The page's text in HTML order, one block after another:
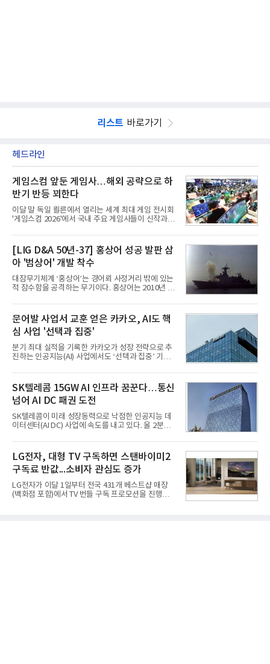
리스트 바로가기
헤드라인
게임스컴 앞둔 게임사…해외 공략으로 하
반기 반등 꾀한다
이달 말 독일 쾰른에서 열리는 세계 최대 게임 전시회
'게임스컴 2026'에서 국내 주요 게임사들이 신작과 글
체별로 엇갈린 가운데 하반기 신작 흥행과 해외 시장
성과가 실적을 좌우할 핵심 변수로 떠오르고 있다.8일
업계에 따르면 올해 상반기 게임업계는 기업별 성적
표가 크게 갈렸다. 대표적으로 크래프톤은 'PUBG: 배
틀그라운드'의 안정적인 성장에 힘입어 상반기 연결
기준 매출 2조6616억원, 영업이익 9725억원으로 역
대 최대 실적을 기록했다. 엔씨도 올해 출시한 '아이온
동기 대
[LIG D&A 50년-37] 홍상어 성공 발판 삼
아 '범상어' 개발 착수
대잠무기체계 ‘홍상어’는 경어뢰 사정거리 밖에 있는
적 잠수함을 공격하는 무기이다. 홍상어는 2010년 넥
이뤄졌다. 이후 2012년 한국형 구축함(KDX-1) 이상
의 함정에 실전 배치됐다.그해 7월 해군은 동해상에서
성능 검증을 위해 홍상어 시험발사를 실시했다. 이때
홍상어가 목표 지점에서 입수한 후 표적을 타격하지
못하고 물속에서 멈춰버리는 예상 밖의 일이 벌어졌
다. 2차 품질확인 사격 시험에서도 만족스러운 결과를
얻지 못했다. 완벽한 신뢰성 확보를 위해 LIG넥스원은
분야를
문어발 사업서 교훈 얻은 카카오, AI도 핵
심 사업 '선택과 집중'
분기 최대 실적을 기록한 카카오가 성장 전략으로 추
진하는 인공지능(AI) 사업에서도 ‘선택과 집중’ 기조
라 투자에 나서는 것과 달리, 카카오는 ‘카카오톡’이
라는 플랫폼 경쟁력을 활용한 AI 에이전트 서비스에
집중하는 전략이다. 과거 무리한 사업 확장 과정에서
겪었던 시행착오를 되풀이하지 않고 핵심 역량에 집
중하겠다는 취지로 풀이된다.7일 업계에 따르면 카카
오는 올해 2분기 연결 기준 매출 2조985억원, 영업이
익 2770억원을 기록했다. 전년 동기 대비 매출과 영업
은 4884억
SK텔레콤 15GW AI 인프라 꿈꾼다…통신
넘어 AI DC 패권 도전
SK텔레콤이 미래 성장동력으로 낙점한 인공지능 데
이터센터(AI DC) 사업에 속도를 내고 있다. 올 2분기
는 2035년까지 총 15GW(기가와트) 규모의 AI DC를
구축하겠다는 대형 청사진을 제시하면서다. 이에 따
라 경쟁 구도 역시 이동통신사인 KT, LG유플러스를
넘어 네이버, 삼성SDS 등 IT 인프라 기업으로 확장되
고 있다.7일 SK텔레콤에 따르면 회사는 올해 2분기
연결 기준 매출 4조 3591억원, 영업이익 5660억원을
기록했다. 매출은 전년 동기 대비 0.5%, 영업이익은
LG전자, 대형 TV 구독하면 스탠바이미2
구독료 반값...소비자 관심도 증가
LG전자가 이달 1일부터 전국 431개 베스트샵 매장
(백화점 포함)에서 TV 번들 구독 프로모션을 진행하고